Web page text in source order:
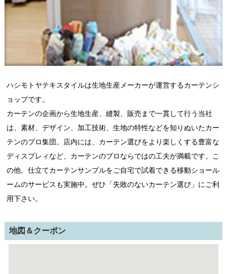
ハシモトヤテキスタイルは生地生産メーカーが運営するカーテンシ
ョップです。
カーテンの企画から生地生産、縫製、販売まで一貫して行う当社
は、素材、デザイン、加工技術、生地の特性などを知りぬいたカー
テンのプロ集団。店内には、カーテン選びをより楽しくする豊富な
ディスプレィなど、カーテンのプロならではの工夫が満載です。こ
の他、仕立てカーテンサンプルをご自宅で試着できる移動ショール
ームのサービスも実施中。ぜひ「失敗のないカーテン選び」にご利
用下さい。
地図＆クーポン